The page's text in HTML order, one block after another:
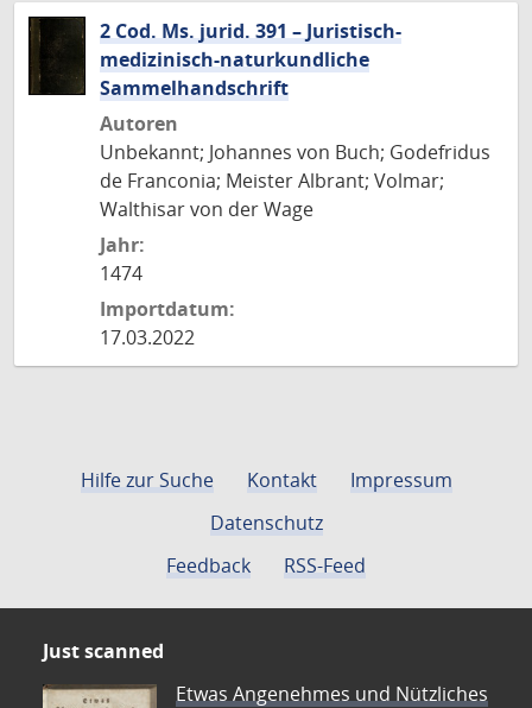
2 Cod. Ms. jurid. 391 – Juristisch-
medizinisch-naturkundliche
Sammelhandschrift
Autoren
Unbekannt; Johannes von Buch; Godefridus
de Franconia; Meister Albrant; Volmar;
Walthisar von der Wage
Jahr:
1474
Importdatum:
17.03.2022
Hilfe zur Suche Kontakt
Impressum
Datenschutz
Feedback
RSS-Feed
Just scanned
Etwas Angenehmes und Nützliches